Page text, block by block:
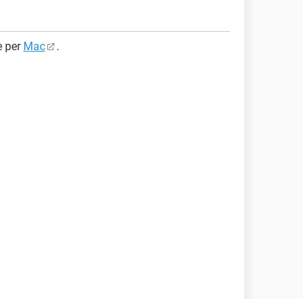
per Mac .